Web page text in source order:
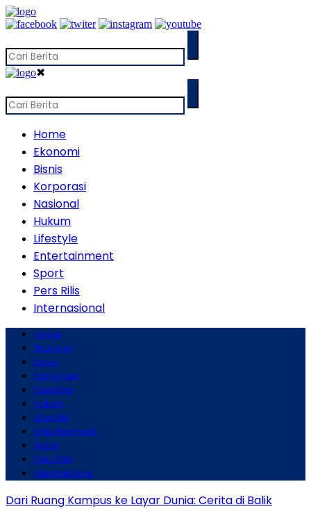
✖
Home
Ekonomi
Bisnis
Korporasi
Nasional
Hukum
Lifestyle
Entertainment
Sport
Pers Rilis
Internasional
Home
Ekonomi
Bisnis
Korporasi
Nasional
Hukum
Lifestyle
Entertainment
Sport
Pers Rilis
Internasional
Dari Ruang Kampus ke Layar Dunia: Cerita di Balik